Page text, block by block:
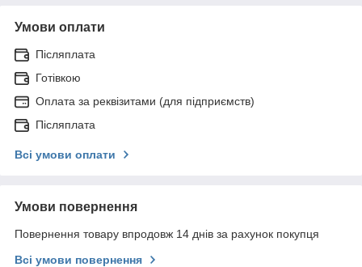
Умови оплати
Післяплата
Готівкою
Оплата за реквізитами (для підприємств)
Післяплата
Всі умови оплати
Умови повернення
Повернення товару впродовж 14 днів за рахунок покупця
Всі умови повернення